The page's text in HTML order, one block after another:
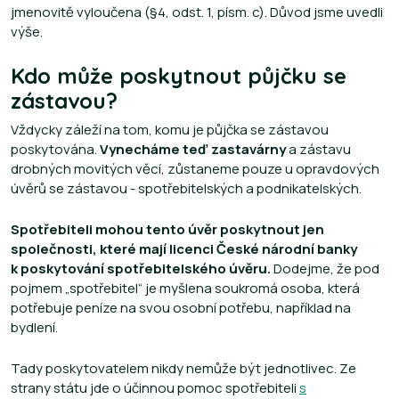
jmenovitě vyloučena (§4, odst. 1, písm. c). Důvod jsme uvedli
výše.
Kdo může poskytnout půjčku se
zástavou?
Vždycky záleží na tom, komu je půjčka se zástavou
poskytována.Vynecháme teď zastavárnya zástavu
drobných movitých věcí, zůstaneme pouze u opravdových
úvěrů se zástavou - spotřebitelských a podnikatelských.
Spotřebiteli mohou tento úvěr poskytnout jen
společnosti, které mají licenci České národní banky
k poskytování spotřebitelského úvěru.Dodejme, že pod
pojmem „spotřebitel“ je myšlena soukromá osoba, která
potřebuje peníze na svou osobní potřebu, například na
bydlení.
Tady poskytovatelem nikdy nemůže být jednotlivec. Ze
strany státu jde o účinnou pomoc spotřebitelis